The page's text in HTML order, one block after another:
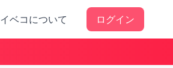
イベコについて ログイン